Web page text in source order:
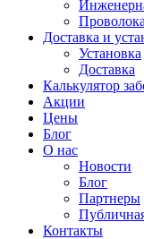
Проволока
Доставка и
Установка
Доставка
Калькулятор
Акции
Цены
Блог
О нас
Новости
Блог
Партнеры
Контакты